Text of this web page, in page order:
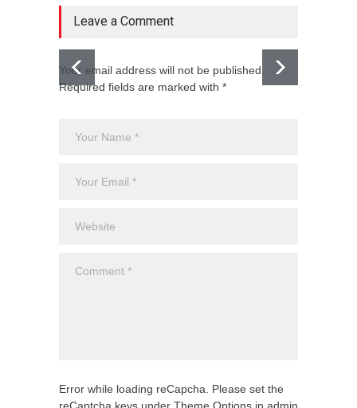
Leave a Comment
Your email address will not be published.
Required fields are marked with *
Error while loading reCapcha. Please set the
reCaptcha keys under Theme Options in admin